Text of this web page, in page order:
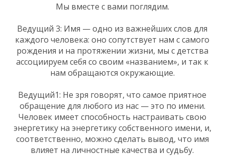
Мы вместе с вами поглядим.
Ведущий 3: Имя — одно из важнейших слов для
каждого человека: оно сопутствует нам с самого
рождения и на протяжении жизни, мы с детства
ассоциируем себя со своим «названием», и так к
нам обращаются окружающие.
Ведущий1: Не зря говорят, что самое приятное
обращение для любого из нас — это по имени.
Человек имеет способность настраивать свою
энергетику на энергетику собственного имени, и,
соответственно, можно сделать вывод, что имя
влияет на личностные качества и судьбу.